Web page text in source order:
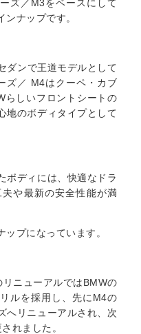
ズ／M3をベースにして
ナップです。
ダンで王道モデルとして
ズ／ M4はクーペ・カブ
らしいフロントシートの
地のボディタイプとして
ボディには、快適なドラ
や最新の安全性能が満
プになっています。
ニューアルではBMWの
ルを採用し、先にM4の
へリニューアルされ、次
れました。